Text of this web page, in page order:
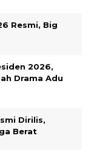
Resmi, Big
2026,
Drama Adu
Dirilis,
Berat